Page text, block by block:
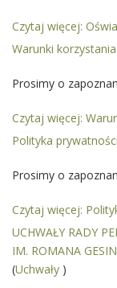
Czytaj więcej:
Warunki
Prosimy o
Czytaj więcej:
Polityka
Prosimy o
Czytaj więcej:
UCHWAŁY RADY
IM. ROMANA
(Uchwały )